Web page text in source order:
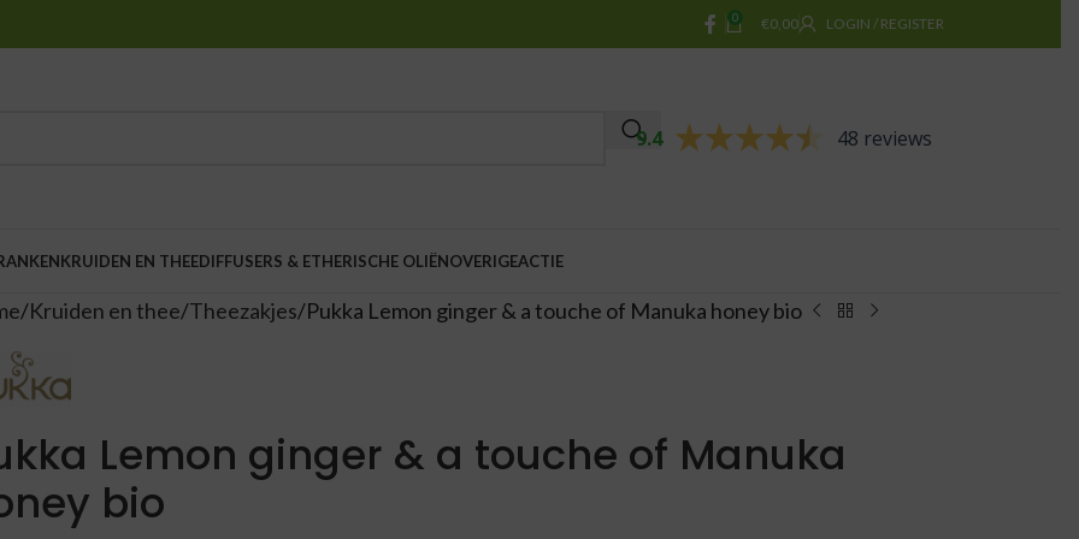
0 €0,00 LOGIN / REGISTER
9.4 48 reviews
KRUIDEN EN THEEDIFFUSERS & ETHERISCHE OLIËNOVERIGEACTIE
Kruiden en thee Theezakjes Pukka Lemon ginger & a touche of Manuka honey bio
Lemon ginger & a touche of Manuka
bio